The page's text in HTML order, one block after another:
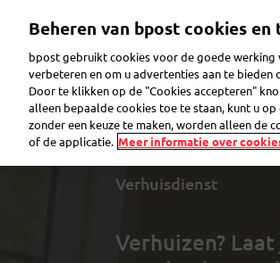
inhoud
Pakje verzenden Pakje
Verhuisdienst
Verhuizen?
Beheren van bpost cookies
bpost gebruikt cookies voor de goede werking
verbeteren en om u advertenties aan te
Door te klikken op de "Cookies accepteren"
alleen bepaalde cookies toe te staan, kunt u
zonder een keuze te maken, worden alleen de
of de applicatie. Meer informatie over